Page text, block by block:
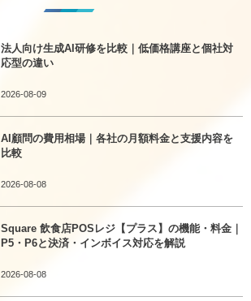
法人向け生成AI研修を比較｜低価格講座と個社対
応型の違い
2026-08-09
AI顧問の費用相場｜各社の月額料金と支援内容を
比較
2026-08-08
Square 飲食店POSレジ【プラス】の機能・料金｜
P5・P6と決済・インボイス対応を解説
2026-08-08